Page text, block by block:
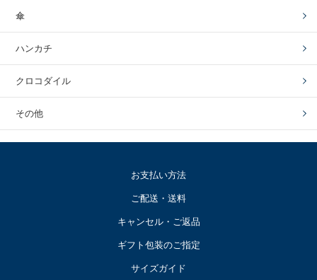
傘
ハンカチ
クロコダイル
その他
お支払い方法
ご配送・送料
キャンセル・ご返品
ギフト包装のご指定
サイズガイド